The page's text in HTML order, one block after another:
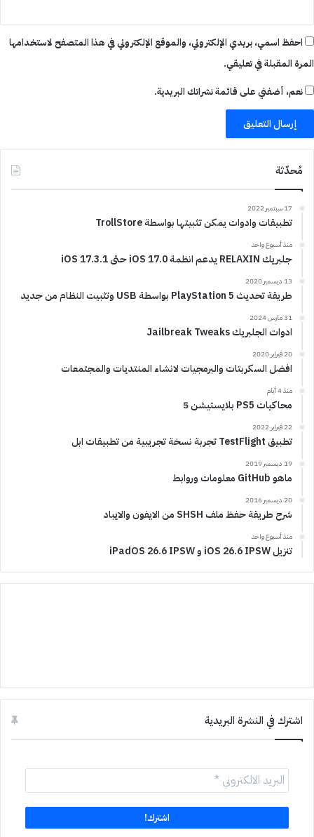
احفظ اسمي، بريدي الإلكتروني، والموقع الإلكتروني في هذا المتصفح لاستخدامها
المرة المقبلة في تعليقي.
نعم، أضفني على قائمة نشراتك البريدية.
مُحدّثة
17 سبتمبر 2022
تطبيقات وادوات يمكن تثبيتها بواسطة TrollStore
منذ أسبوع واحد
جلبريك RELAXIN يدعم انظمة iOS 17.0 حتى iOS 17.3.1
13 ديسمبر 2020
طريقة تحديث PlayStation 5 بواسطة USB وتثبيت النظام من جديد
31 مارس 2024
ادوات الجلبريك Jailbreak Tweaks
20 فبراير 2020
افضل السكربتات والبرمجيات لانشاء المنتديات والمجتمعات
منذ 4 أيام
محاكيات PS5 بلايستيشن 5
22 فبراير 2022
تطبيق TestFlight تجربة نسخة تجريبية من تطبيقات ابل
19 ديسمبر 2019
ماهو GitHub معلومات وروابط
20 ديسمبر 2016
شرح طريقة حفظ ملف SHSH من الايفون والايباد
منذ أسبوع واحد
تنزيل iOS 26.6 IPSW و iPadOS 26.6 IPSW
اشترك في النشرة البريدية